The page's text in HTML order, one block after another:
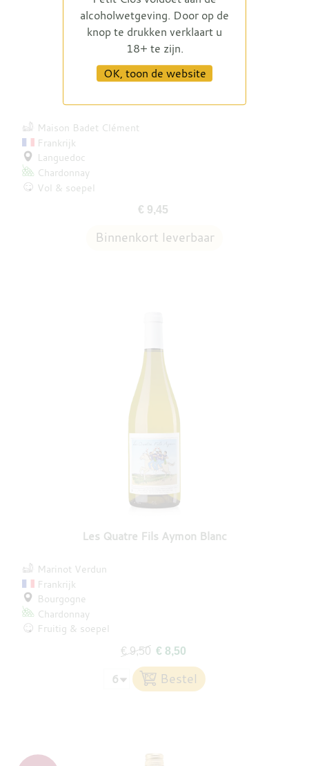
Maison Badet Clément
Frankrijk
Languedoc
Chardonnay
Vol & soepel
€ 9,45
Les Quatre Fils Aymon Blanc
Marinot Verdun
Frankrijk
Bourgogne
Chardonnay
Fruitig & soepel
€ 9,50 € 8,50
alcoholwetgeving. Door op de
knop te drukken verklaart u
18+ te zijn.
OK, toon de website